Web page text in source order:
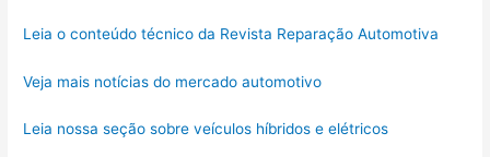
Leia o conteúdo técnico da Revista Reparação Automotiva
Veja mais notícias do mercado automotivo
Leia nossa seção sobre veículos híbridos e elétricos